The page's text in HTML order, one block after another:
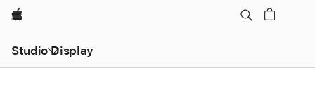
Apple
Studio Display